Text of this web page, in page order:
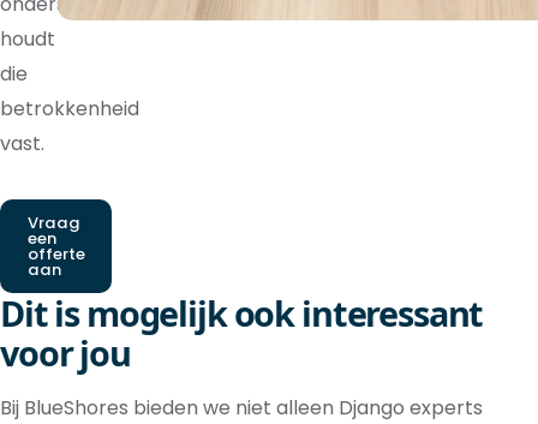
houdt
die
betrokkenheid
vast.
Vraag
een
offerte
aan
Dit is mogelijk ook interessant
voor jou
Bij BlueShores bieden we niet alleen Django experts